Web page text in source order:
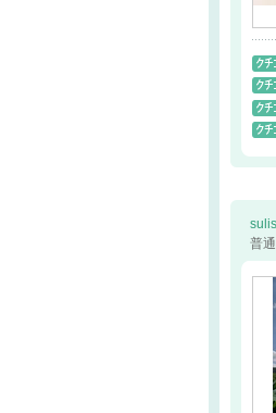
sulis
普